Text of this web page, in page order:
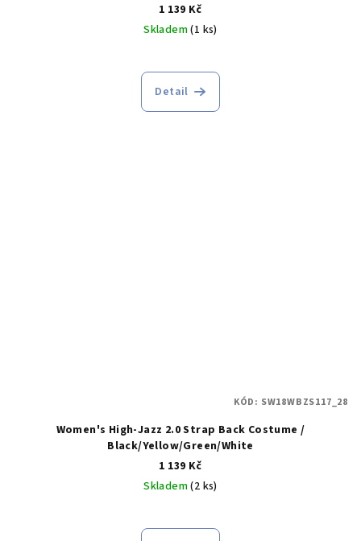
1 139 Kč
Skladem(1 ks)
Detail
Women's High-Jazz 2.0 Strap Back Costume /
Black/Yellow/Green/White
1 139 Kč
Skladem(2 ks)
KÓD: SW18WBZS117_28